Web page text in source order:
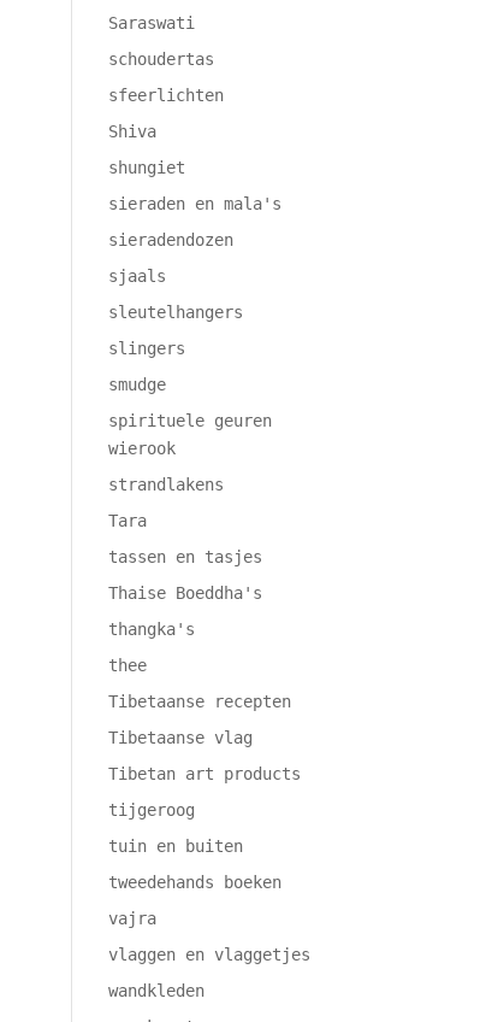
Saraswati
schoudertas
sfeerlichten
Shiva
shungiet
sieraden en mala's
sieradendozen
sjaals
sleutelhangers
slingers
smudge
spirituele geuren
wierook
strandlakens
Tara
tassen en tasjes
Thaise Boeddha's
thangka's
thee
Tibetaanse recepten
Tibetaanse vlag
Tibetan art products
tijgeroog
tuin en buiten
tweedehands boeken
vajra
vlaggen en vlaggetjes
wandkleden